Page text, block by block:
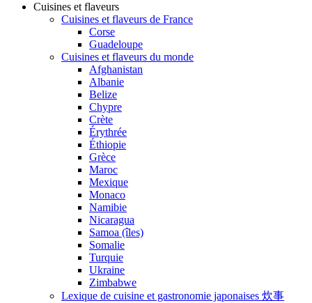
Cuisines et flaveurs
Cuisines et flaveurs de France
Corse
Guadeloupe
Cuisines et flaveurs du monde
Afghanistan
Albanie
Belize
Chypre
Crète
Érythrée
Éthiopie
Grèce
Maroc
Mexique
Monaco
Namibie
Nicaragua
Samoa (îles)
Somalie
Turquie
Ukraine
Zimbabwe
Lexique de cuisine et gastronomie japonaises 炊事